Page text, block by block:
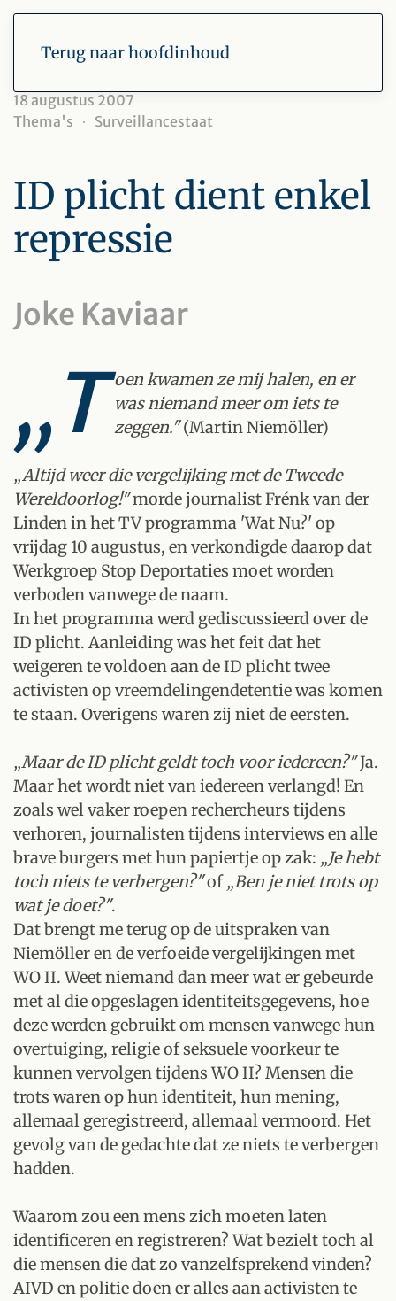
Terug naar hoofdinhoud
18 augustus 2007
Thema's
Surveillancestaat
ID plicht dient enkel
repressie
Joke Kaviaar
„T oen kwamen ze mij halen, en er
was niemand meer om iets te
zeggen."(Martin Niemöller)
„Altijd weer die vergelijking met de Tweede
Wereldoorlog!"morde journalist Frénk van der
Linden in het TV programma 'Wat Nu?' op
vrijdag 10 augustus, en verkondigde daarop dat
Werkgroep Stop Deportaties moet worden
verboden vanwege de naam.
In het programma werd gediscussieerd over de
ID plicht. Aanleiding was het feit dat het
weigeren te voldoen aan de ID plicht twee
activisten op vreemdelingendetentie was komen
te staan. Overigens waren zij niet de eersten.
„Maar de ID plicht geldt toch voor iedereen?"Ja.
Maar het wordt niet van iedereen verlangd! En
zoals wel vaker roepen rechercheurs tijdens
verhoren, journalisten tijdens interviews en alle
brave burgers met hun papiertje op zak: „Je hebt
toch niets te verbergen?"of„Ben je niet trots op
wat je doet?".
Dat brengt me terug op de uitspraken van
Niemöller en de verfoeide vergelijkingen met
WO II. Weet niemand dan meer wat er gebeurde
met al die opgeslagen identiteitsgegevens, hoe
deze werden gebruikt om mensen vanwege hun
overtuiging, religie of seksuele voorkeur te
kunnen vervolgen tijdens WO II? Mensen die
trots waren op hun identiteit, hun mening,
allemaal geregistreerd, allemaal vermoord. Het
gevolg van de gedachte dat ze niets te verbergen
hadden.
Waarom zou een mens zich moeten laten
identificeren en registreren? Wat bezielt toch al
die mensen die dat zo vanzelfsprekend vinden?
AIVD en politie doen er alles aan activisten te